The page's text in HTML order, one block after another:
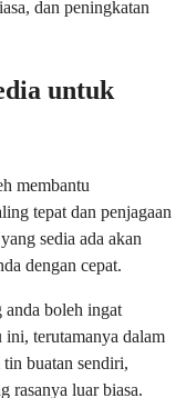
dan peningkatan
untuk
membantu
tepat dan penjagaan
sedia ada akan
dengan cepat.
anda boleh ingat
ini, terutamanya dalam
buatan sendiri,
rasanya luar biasa.